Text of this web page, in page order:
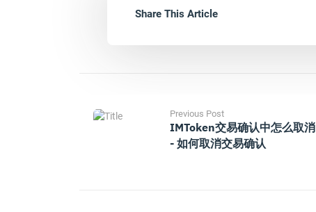
Share This Article
Previous Post
IMToken交易确认中怎么取消
- 如何取消交易确认